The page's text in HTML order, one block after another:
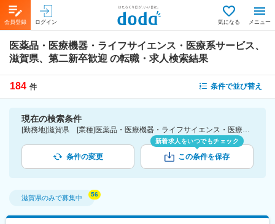
会員登録 ログイン 気になる メニュー
医薬品・医療機器・ライフサイエンス・医療系サービス、
滋賀県、第二新卒歓迎 の転職・求人検索結果
184 件 条件で並び替え
現在の検索条件
[勤務地]滋賀県 [業種]医薬品・医療機器・ライフサイエンス・医療系サービス [詳細条件](募集・採用情報)第二新卒歓迎
条件の変更
新着求人をいつでもチェック
この条件を保存
滋賀県のみで募集中